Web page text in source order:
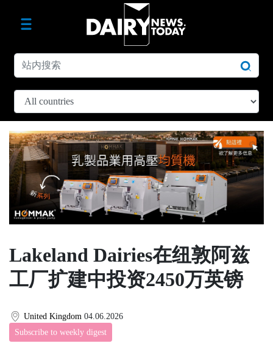
Lakeland Dairies在纽敦阿兹
工厂扩建中投资2450万英镑
United Kingdom 04.06.2026
Subscribe to weekly digest